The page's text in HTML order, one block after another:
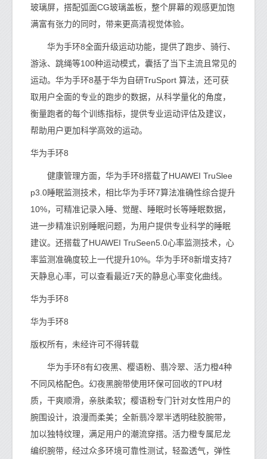
玻璃屏，搭配弧面CG玻璃盖板，整个屏幕的观感更加饱
满富有张力的同时，带来更高清视觉体验。
华为手环8全面升级运动功能，提供了跑步、骑行、
游泳、跳绳等100种运动模式，囊括了当下主流且常见的
运动。华为手环8基于华为自研TruSport 算法，还可获
取用户全面的专业的跑步的数据，从科学量化的角度，
衡量跑者的每个训练指标，提供专业运动评估及建议，
帮助用户更加科学高效的运动。
华为手环8
健康管理方面，华为手环8搭载了HUAWEI TruSlee
p3.0睡眠监测技术，相比华为手环7算法准确性综合提升
10%，可精准记录入睡、觉醒、睡眠时长等睡眠数据，
进一步精准识别睡眠问题，为用户提供专业科学的睡眠
建议。还搭载了HUAWEI TruSeen5.0心率监测技术，心
率监测准确度较上一代提升10%。华为手环8新增支持7
天静息心率，可以查看最近7天的静息心率变化曲线。
华为手环8
华为手环8
版权所有，未经许可不得转载
华为手环8有幻夜黑、樱语粉、翡冷翠、活力橙4种
不同风格配色。幻夜黑腕带使用环保可回收的TPU材
质，干爽顺滑，亲肤柔软；樱语粉专门针对女性用户的
腕围设计，浪漫而柔美；全新翡冷翠半透明硅胶腕带，
加以独特纹理，满足用户的潮流穿搭。活力橙专属尼龙
编织腕带，经过众多环境可靠性测试，轻盈透气，弹性